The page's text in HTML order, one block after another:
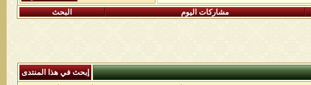
مشاركات اليوم البحث
إبحث في هذا المنتدى